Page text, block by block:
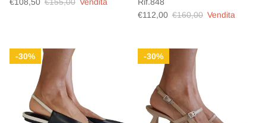
Prezzo di vendita
€112,00 Prezzo normale
€160,00 Vendita
30% 30%